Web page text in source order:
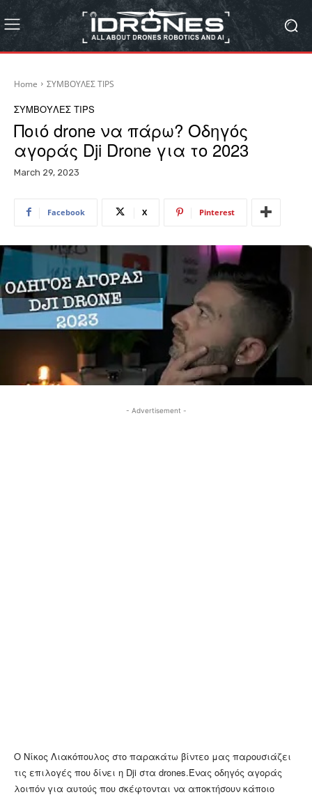
Home ΣΥΜΒΟΥΛΕΣ TIPS
ΣΥΜΒΟΥΛΕΣ TIPS
Ποιό drone να πάρω? Οδηγός
αγοράς Dji Drone για το 2023
March 29, 2023
Facebook X Pinterest
- Advertisement -
Ο Νίκος Λιακόπουλος στο παρακάτω βίντεο μας παρουσιάζει
τις επιλογές που δίνει η Dji στα drones.Ένας οδηγός αγοράς
λοιπόν για αυτούς που σκέφτονται να αποκτήσουν κάποιο